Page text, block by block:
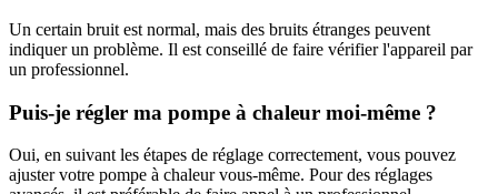
Un certain bruit est normal, mais des bruits étranges peuvent
indiquer un problème. Il est conseillé de faire vérifier l'appareil par
un professionnel.
Puis-je régler ma pompe à chaleur moi-même ?
Oui, en suivant les étapes de réglage correctement, vous pouvez
ajuster votre pompe à chaleur vous-même. Pour des réglages